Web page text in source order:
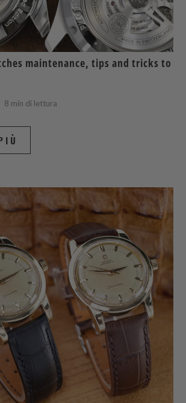
maintenance, tips and tricks to
8 min di lettura